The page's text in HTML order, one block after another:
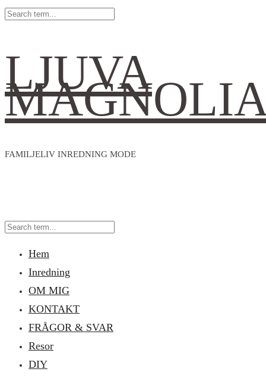
LJUVA
FAMILJELIV INREDNING MODE
Hem
Inredning
OM MIG
KONTAKT
FRÅGOR & SVAR
Resor
DIY